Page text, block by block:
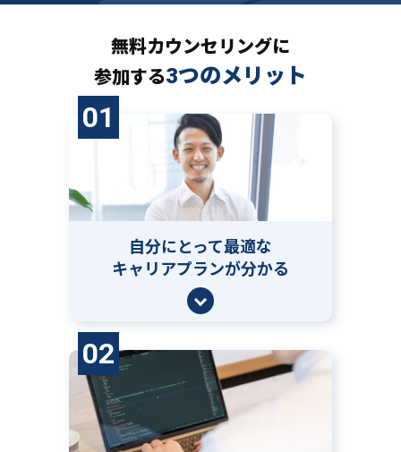
無料カウンセリングに
参加する3つのメリット
01
自分にとって最適な
キャリアプランが分かる
02